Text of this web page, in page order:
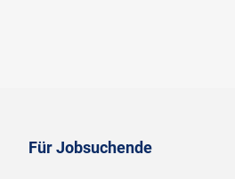
Für Jobsuchende